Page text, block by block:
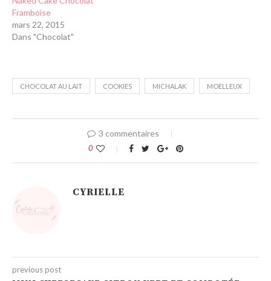
Framboise
mars 22, 2015
Dans "Chocolat"
CHOCOLAT AU LAIT COOKIES MICHALAK MOELLEUX
3 commentaires
0
CYRIELLE
previous post